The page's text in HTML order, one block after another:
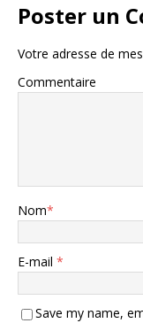
Poster un
Votre adresse de
Commentaire
Nom*
E-mail *
Save my name,